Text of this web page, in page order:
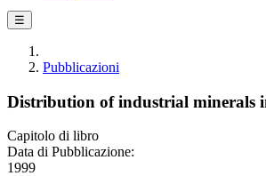
☰
Pubblicazioni
Distribution of industrial minerals
Capitolo di libro
Data di Pubblicazione:
1999